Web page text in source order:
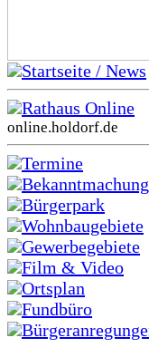
Startseite / News
Rathaus Online
online.holdorf.de
Termine
Bürgerpark
Wohnbaugebiete
Gewerbegebiete
Film & Video
Ortsplan
Fundbüro